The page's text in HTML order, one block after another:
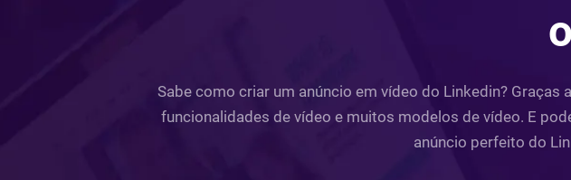
Sabe como criar um anúncio em vídeo do Linkedin?
funcionalidades de vídeo e muitos modelos de vídeo. E
anúncio perfeito do